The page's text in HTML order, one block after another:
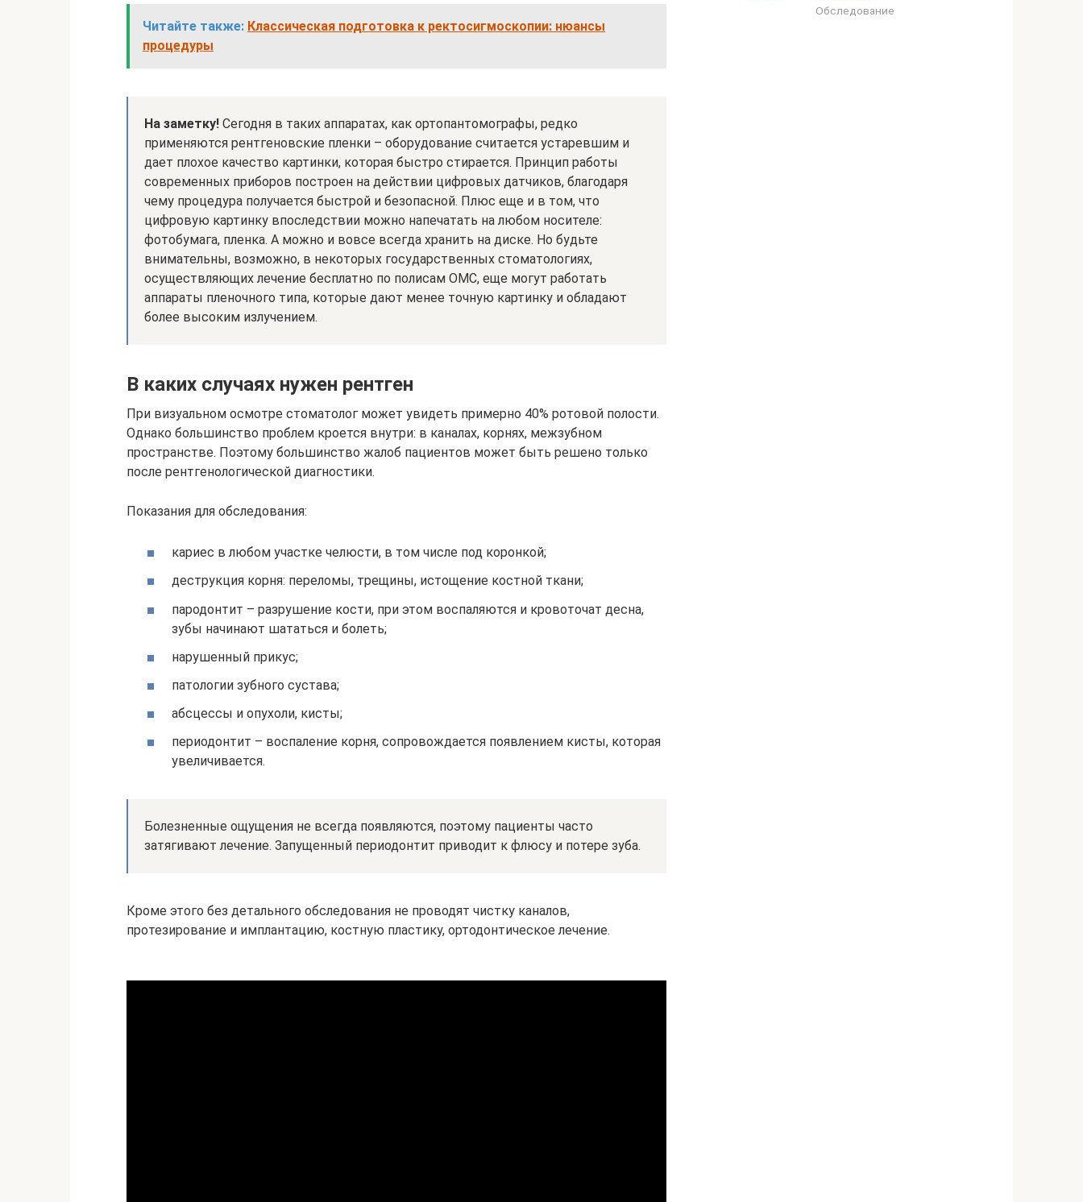
Читайте также: Классическая подготовка к ректосигмоскопии: нюансы
процедуры
На заметку! Сегодня в таких аппаратах, как ортопантомографы, редко
применяются рентгеновские пленки – оборудование считается устаревшим и
дает плохое качество картинки, которая быстро стирается. Принцип работы
современных приборов построен на действии цифровых датчиков, благодаря
чему процедура получается быстрой и безопасной. Плюс еще и в том, что
цифровую картинку впоследствии можно напечатать на любом носителе:
фотобумага, пленка. А можно и вовсе всегда хранить на диске. Но будьте
внимательны, возможно, в некоторых государственных стоматологиях,
осуществляющих лечение бесплатно по полисам ОМС, еще могут работать
аппараты пленочного типа, которые дают менее точную картинку и обладают
более высоким излучением.
В каких случаях нужен рентген
При визуальном осмотре стоматолог может увидеть примерно 40% ротовой полости.
Однако большинство проблем кроется внутри: в каналах, корнях, межзубном
пространстве. Поэтому большинство жалоб пациентов может быть решено только
после рентгенологической диагностики.
Показания для обследования:
кариес в любом участке челюсти, в том числе под коронкой;
деструкция корня: переломы, трещины, истощение костной ткани;
пародонтит – разрушение кости, при этом воспаляются и кровоточат десна,
зубы начинают шататься и болеть;
нарушенный прикус;
патологии зубного сустава;
абсцессы и опухоли, кисты;
периодонтит – воспаление корня, сопровождается появлением кисты, которая
увеличивается.
Болезненные ощущения не всегда появляются, поэтому пациенты часто
затягивают лечение. Запущенный периодонтит приводит к флюсу и потере зуба.
Кроме этого без детального обследования не проводят чистку каналов,
протезирование и имплантацию, костную пластику, ортодонтическое лечение.
Обследование